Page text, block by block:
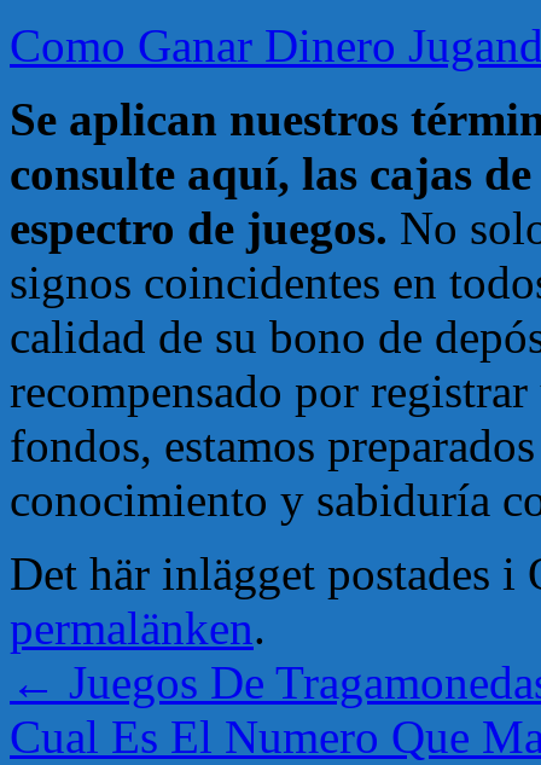
Como Ganar Dinero
Se aplican nuestros
consulte aquí, las cajas
espectro de juegos. No
signos coincidentes en
calidad de su bono de
recompensado por
fondos, estamos
conocimiento y sabiduría
Det här inlägget postades i
permalänken.
← Juegos De
Cual Es El Numero Que